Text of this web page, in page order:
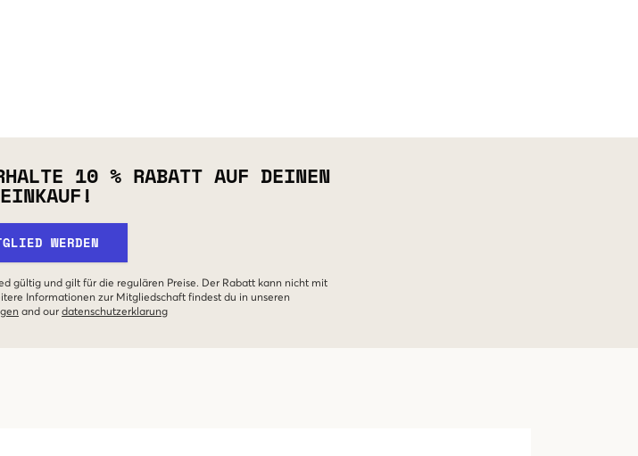
10 % RABATT AUF DEINEN
EINKAUF!
WERDEN
gültig und gilt für die regulären Preise. Der Rabatt kann nicht mit
Informationen zur Mitgliedschaft findest du in unseren
and our datenschutzerklarung